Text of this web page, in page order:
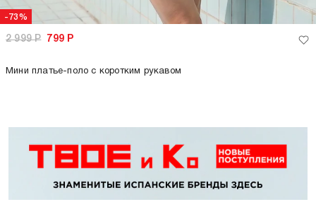
-73%
2 999Р 799 Р
Мини платье-поло с коротким рукавом